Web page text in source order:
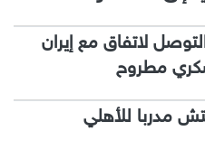
لاتفاق مع إيران
مطروح
مدربا للأهلي